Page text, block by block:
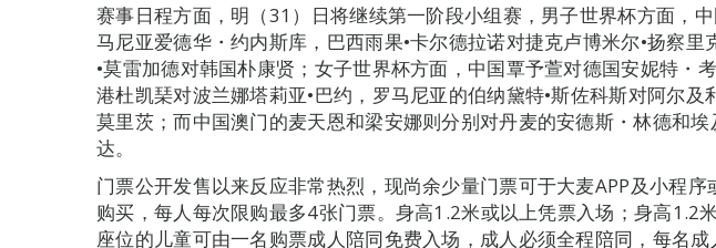
赛事日程方面，明（31）日将继续第一阶段小组赛，男子世界杯方面，
马尼亚爱德华・约内斯库，巴西雨果•卡尔德拉诺对捷克卢博米尔•扬察里
•莫雷加德对韩国朴康贤；女子世界杯方面，中国覃予萱对德国安妮特・
港杜凯琹对波兰娜塔莉亚•巴约，罗马尼亚的伯纳黛特•斯佐科斯对阿尔及
莫里茨；而中国澳门的麦天恩和梁安娜则分别对丹麦的安德斯・林德和埃
达。
门票公开发售以来反应非常热烈，现尚余少量门票可于大麦APP及小程序
购买，每人每次限购最多4张门票。身高1.2米或以上凭票入场；身高1.2
座位的儿童可由一名购票成人陪同免费入场，成人必须全程陪同，每名成